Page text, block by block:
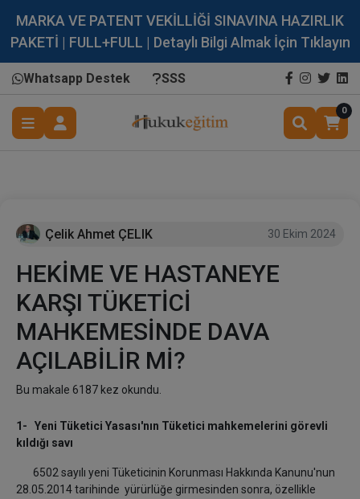
MARKA VE PATENT VEKİLLİĞİ SINAVINA HAZIRLIK
PAKETİ | FULL+FULL | Detaylı Bilgi Almak İçin Tıklayın
Whatsapp Destek SSS
0
Çelik Ahmet ÇELIK 30 Ekim 2024
HEKİME VE HASTANEYE
KARŞI TÜKETİCİ
MAHKEMESİNDE DAVA
AÇILABİLİR Mİ?
Bu makale 6187 kez okundu.
1- Yeni Tüketici Yasası'nın Tüketici mahkemelerini görevli
kıldığı savı
6502 sayılı yeni Tüketicinin Korunması Hakkında Kanunu'nun
28.05.2014 tarihinde yürürlüğe girmesinden sonra, özellikle